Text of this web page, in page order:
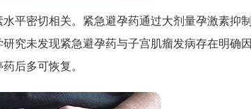
平密切相关。紧急避孕药通过大剂量孕激素抑制
究未发现紧急避孕药与子宫肌瘤发病存在明确因
后多可恢复。